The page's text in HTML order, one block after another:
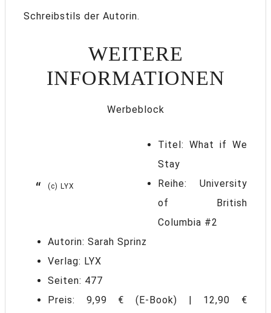
Schreibstils der Autorin.
WEITERE
INFORMATIONEN
Werbeblock
(c) LYX
Titel: What if We
Stay
Reihe: University
of British
Columbia #2
Autorin: Sarah Sprinz
Verlag: LYX
Seiten: 477
Preis: 9,99 € (E-Book) | 12,90 €